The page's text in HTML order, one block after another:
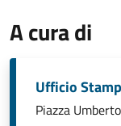
A cura di
Ufficio
Piazza